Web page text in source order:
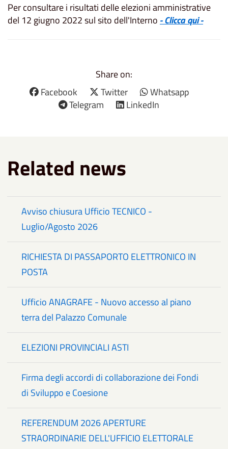
Per consultare i risultati delle elezioni amministrative
del 12 giugno 2022 sul sito dell'Interno - Clicca qui -
Share on:
Facebook
Twitter
Whatsapp
Telegram
LinkedIn
Related news
Avviso chiusura Ufficio TECNICO -
Luglio/Agosto 2026
RICHIESTA DI PASSAPORTO ELETTRONICO IN
POSTA
Ufficio ANAGRAFE - Nuovo accesso al piano
terra del Palazzo Comunale
ELEZIONI PROVINCIALI ASTI
Firma degli accordi di collaborazione dei Fondi
di Sviluppo e Coesione
REFERENDUM 2026 APERTURE
STRAORDINARIE DELL'UFFICIO ELETTORALE